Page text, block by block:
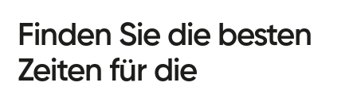
Finden Sie die besten
Zeiten für die